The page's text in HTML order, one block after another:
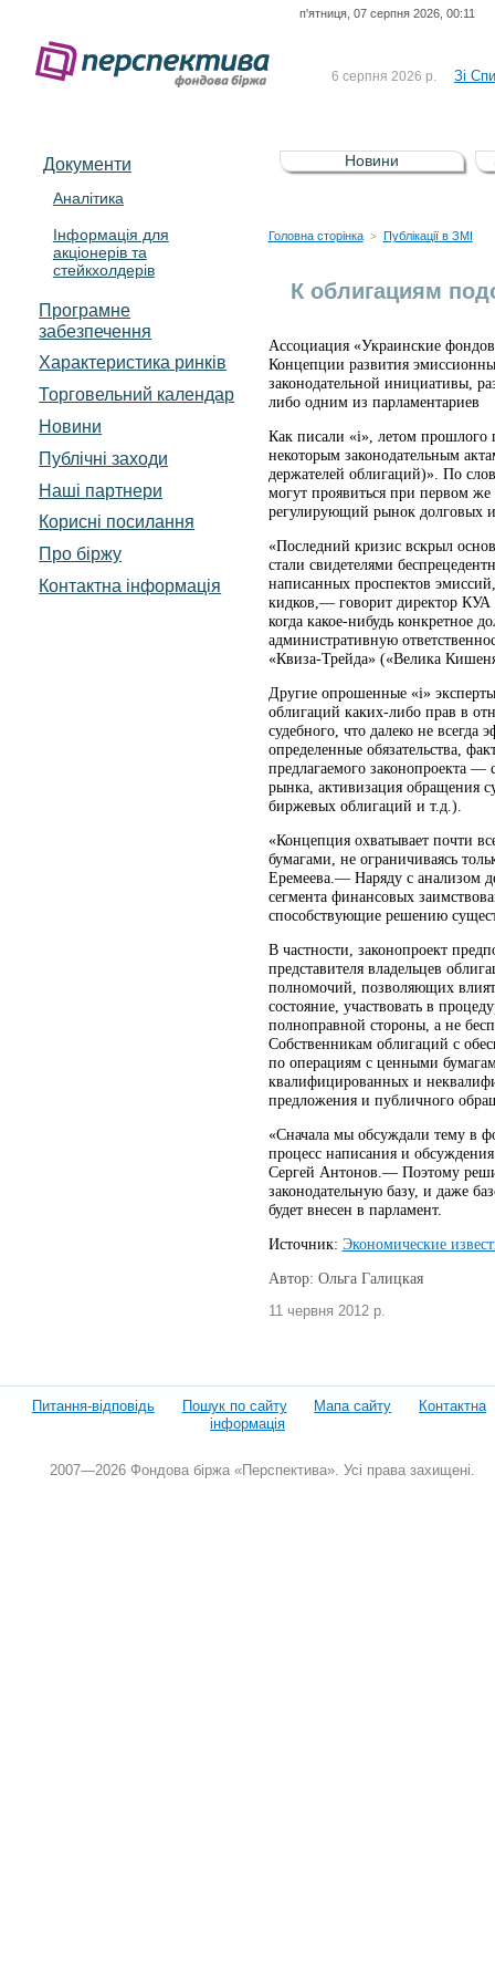
п'ятниця, 07 серпня 2026, 00:11
6 серпня 2026 р. Зі
5 серпня 2026 р.
Зі
UA4000232607)
4 серпня 2026 р.
До
Документи
Аналітика
Інформація для
акціонерів та
стейкхолдерів
Програмне
забезпечення
Характеристика pинків
Торговельний календар
Новини
Публічні заходи
Наші партнери
Корисні посилання
Про біржу
Контактна інформація
Новини
Головна сторінка > Публікації в ЗМІ
К облигациям
Ассоциация «Украинские
Концепции развития
законодательной инициативы,
либо одним из парламентариев
Как писали «i», летом прошлого
некоторым законодательным
держателей облигаций)». По
могут проявиться при первом
регулирующий рынок долговых
«Последний кризис вскрыл
стали свидетелями
написанных проспектов
кидков,— говорит директор
когда какое-нибудь конкретное
административную
«Квиза-Трейда» («Велика
Другие опрошенные «i» эксперты
облигаций каких-либо прав в
судебного, что далеко не
определенные обязательства,
предлагаемого законопроекта —
рынка, активизация обращения
биржевых облигаций и т.д.).
«Концепция охватывает почти
бумагами, не ограничиваясь
Еремеева.— Наряду с анализом
сегмента финансовых
способствующие решению
В частности, законопроект
представителя владельцев
полномочий, позволяющих
состояние, участвовать в
полноправной стороны, а не
Собственникам облигаций с
по операциям с ценными
квалифицированных и
предложения и публичного
«Сначала мы обсуждали тему в
процесс написания и
Сергей Антонов.— Поэтому
законодательную базу, и даже
будет внесен в парламент.
Источник: Экономические
Автор: Ольга Галицкая
11 червня 2012 р.
Питання-відповідь Пошук по сайту Мапа сайту
Контактна
інформація
2007—2026 Фондова біржа «Перспектива». Усі права захищені.